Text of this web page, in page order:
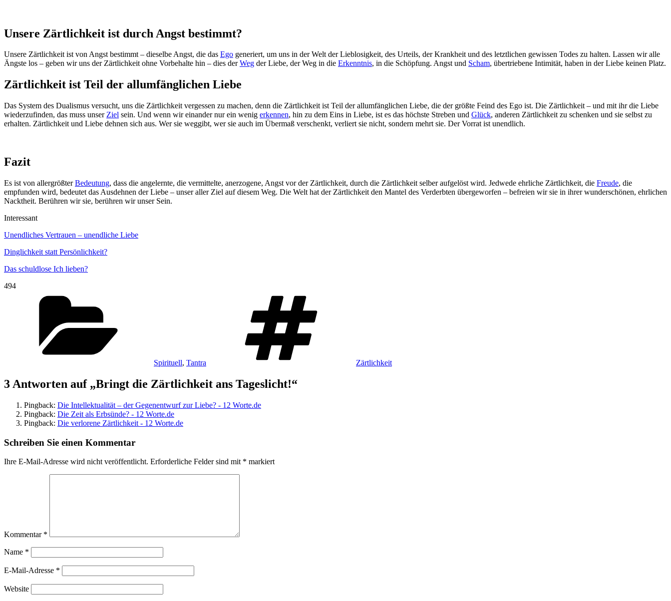
Unsere Zärtlichkeit ist durch Angst bestimmt?
Unsere Zärtlichkeit ist von Angst bestimmt – dieselbe Angst, die das Ego generiert, um uns in der Welt der Lieblosigkeit, des Urteils, der Krankheit und des letztlichen gewissen Todes zu halten. Lassen wir alle
Ängste los – geben wir uns der Zärtlichkeit ohne Vorbehalte hin – dies derWeg der Liebe, der Weg in die Erkenntnis, in die Schöpfung. Angst und Scham, übertriebene Intimität, haben in der Liebe keinen Platz.
Zärtlichkeit ist Teil der allumfänglichen Liebe
Das System des Dualismus versucht, uns die Zärtlichkeit vergessen zu machen, denn die Zärtlichkeit ist Teil der allumfänglichen Liebe, die der größte Feind des Ego ist. Die Zärtlichkeit – und mit ihr die Liebe
wiederzufinden, das muss unser Ziel sein. Und wenn wir einander nur ein wenig erkennen, hin zu dem Eins in Liebe, ist es das höchste Streben und Glück, anderen Zärtlichkeit zu schenken und sie selbst zu
erhalten. Zärtlichkeit und Liebe dehnen sich aus. Wer sie weggibt, wer sie auch im Übermaß verschenkt, verliert sie nicht, sondern mehrt sie. Der Vorrat ist unendlich.
Fazit
Es ist von allergrößterBedeutung, dass die angelernte, die vermittelte, anerzogene, Angst vor der Zärtlichkeit, durch die Zärtlichkeit selber aufgelöst wird. Jedwede ehrliche Zärtlichkeit, die Freude, die
empfunden wird, bedeutet das Ausdehnen der Liebe – unser aller Ziel auf diesem Weg. Die Welt hat der Zärtlichkeit den Mantel des Verderbten übergeworfen – befreien wir sie in ihrer wunderschönen, ehrlichen
Nacktheit. Berühren wir sie, berühren wir unser Sein.
Interessant
Unendliches Vertrauen – unendliche Liebe
Dinglichkeit statt Persönlichkeit?
Das schuldlose Ich lieben?
494
Spirituell, Tantra Zärtlichkeit
3 Antworten auf „Bringt die Zärtlichkeit ans Tageslicht!“
Pingback: Die Intellektualität – der Gegenentwurf zur Liebe? - 12 Worte.de
Pingback: Die Zeit als Erbsünde? - 12 Worte.de
Pingback: Die verlorene Zärtlichkeit - 12 Worte.de
Schreiben Sie einen Kommentar
Ihre E-Mail-Adresse wird nicht veröffentlicht. Erforderliche Felder sind mit * markiert
Kommentar *
Name *
E-Mail-Adresse *
Website